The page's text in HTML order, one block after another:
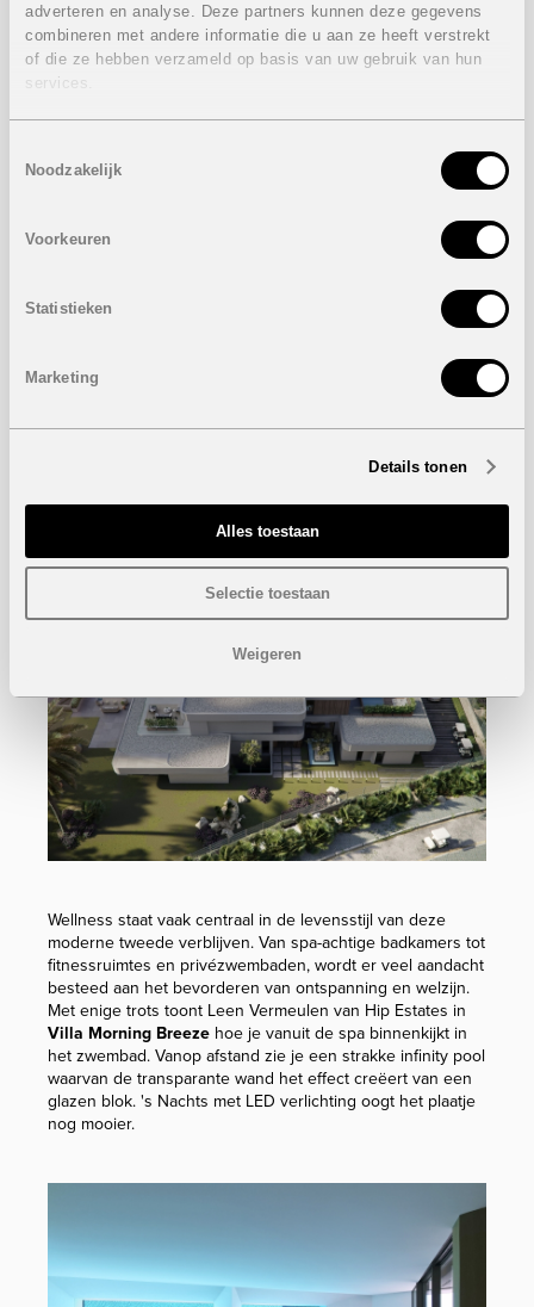
adverteren en analyse. Deze partners kunnen deze gegevens
combineren met andere informatie die u aan ze heeft verstrekt
of die ze hebben verzameld op basis van uw gebruik van hun
services.
Noodzakelijk
Voorkeuren
Statistieken
Marketing
Details tonen
Alles toestaan
Selectie toestaan
Weigeren
luxe en comfort die de nieuwste woningen voor tweede
Estates. Grote leefruimtes bieden niet alleen esthetisch
plezier, maar ook praktische functionaliteit voor gezinnen
waardoor een naadloze integratie van outdoor living
worden bewoners aangemoedigd om te genieten van het
aangename klimaat en de prachtige omgeving.
Wellness staat vaak centraal in de levensstijl van deze
moderne tweede verblijven. Van spa-achtige badkamers tot
fitnessruimtes en privézwembaden, wordt er veel aandacht
besteed aan het bevorderen van ontspanning en welzijn.
Met enige trots toont Leen Vermeulen van Hip Estates in
Villa Morning Breeze hoe je vanuit de spa binnenkijkt in
het zwembad. Vanop afstand zie je een strakke infinity pool
waarvan de transparante wand het effect creëert van een
glazen blok. 's Nachts met LED verlichting oogt het plaatje
nog mooier.